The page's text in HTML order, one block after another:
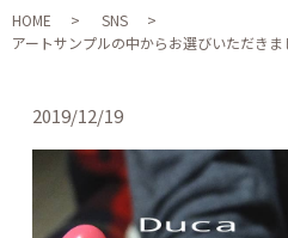
HOME
SNS
アートサンプルの中からお選びいただき
2019/12/19